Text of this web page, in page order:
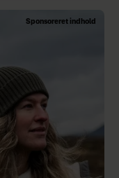
Sponsoreret indhold